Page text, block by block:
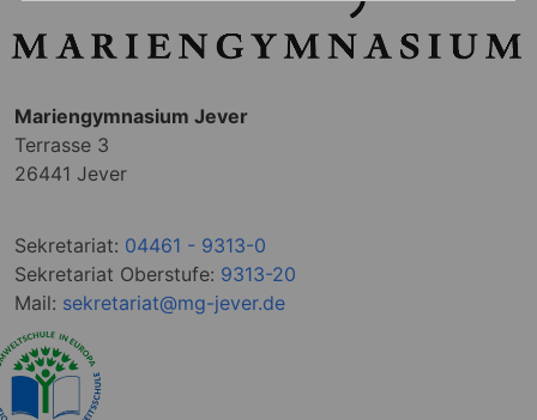
Mariengymnasium Jever
Terrasse 3
26441 Jever
Sekretariat: 04461 - 9313-0
Sekretariat Oberstufe: 9313-20
Mail: sekretariat@mg-jever.de